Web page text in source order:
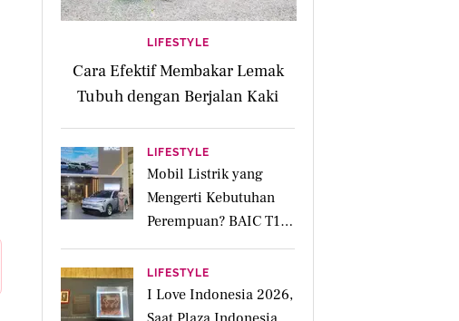
LIFESTYLE
Cara Efektif Membakar Lemak
Tubuh dengan Berjalan Kaki
LIFESTYLE
Mobil Listrik yang
Mengerti Kebutuhan
Perempuan? BAIC T1
Punya Kabin Lapang
hingga Fitur Parkir
Otomatis
LIFESTYLE
I Love Indonesia 2026,